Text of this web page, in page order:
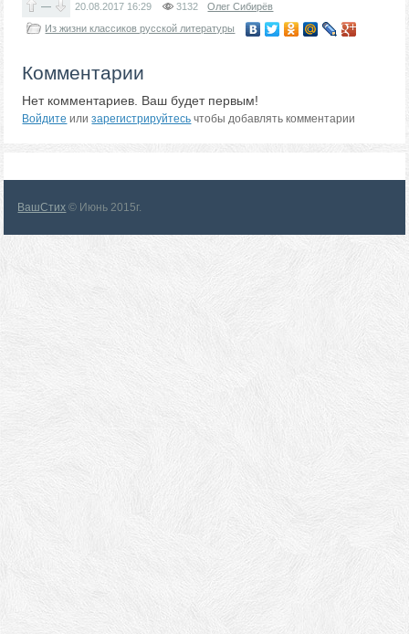
— 20.08.2017 16:29 3132
Олег Сибирёв
Из жизни классиков русской литературы
Комментарии
Нет комментариев. Ваш будет первым!
Войдите илизарегистрируйтесь чтобы добавлять комментарии
ВашСтих © Июнь 2015г.